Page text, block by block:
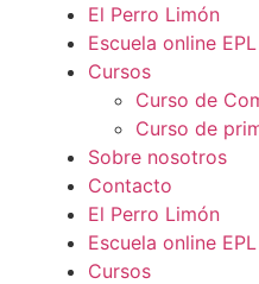
El Perro Limón
Escuela online EPL
Cursos
Curso de
Curso de
Sobre nosotros
Contacto
El Perro Limón
Escuela online EPL
Cursos